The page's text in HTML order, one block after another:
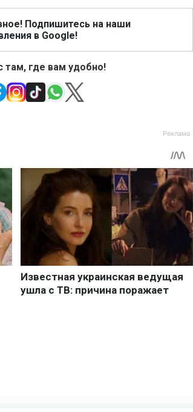
Подпишитесь на наши
в Google!
там, где вам удобно!